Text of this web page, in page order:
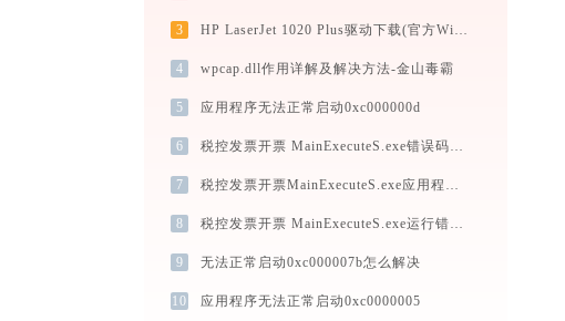
3 HP LaserJet 1020 Plus驱动下载(官方Win10/Win11)
4 wpcap.dll作用详解及解决方法-金山毒霸
5 应用程序无法正常启动0xc000000d
6 税控发票开票 MainExecuteS.exe错误码0xc000000d处理办法
7 税控发票开票MainExecuteS.exe应用程序错误0xc000000d解决方法
8 税控发票开票 MainExecuteS.exe运行错误提示0xc000000d的解决办法
9 无法正常启动0xc000007b怎么解决
10 应用程序无法正常启动0xc0000005